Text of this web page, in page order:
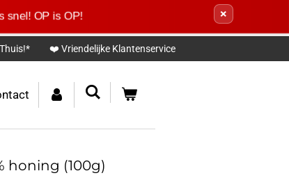
snel! OP is OP! ×
❤️ Vriendelijke Klantenservice
honing (100g)